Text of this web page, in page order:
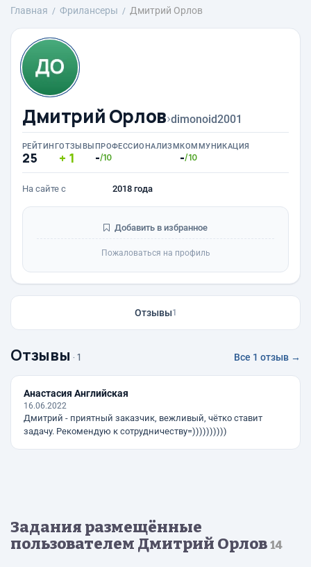
Главная Фрилансеры Дмитрий Орлов
Дмитрий Орлов›dimonoid2001
РЕЙТИНГ
25
ОТЗЫВЫ
1
ПРОФЕССИОНАЛИЗМ
-/10
КОММУНИКАЦИЯ
-/10
На сайте с 2018 года
Добавить в избранное
Пожаловаться на профиль
Отзывы1
Отзывы · 1 Все 1 отзыв →
Анастасия Английская
16.06.2022
Дмитрий - приятный заказчик, вежливый, чётко ставит
задачу. Рекомендую к сотрудничеству=))))))))))
Задания размещённые
пользователем Дмитрий Орлов 14